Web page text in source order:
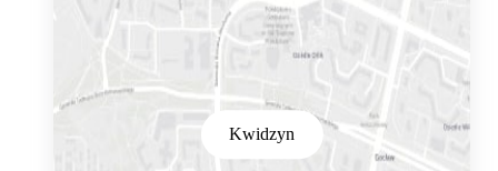
Kwidzyn